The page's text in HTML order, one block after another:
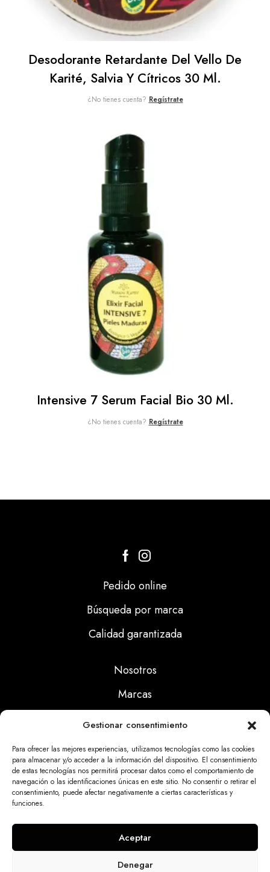
Gestionar consentimiento
Para ofrecer las mejores experiencias, utilizamos tecnologías como las cookies
para almacenar y/o acceder a la información del dispositivo. El consentimiento
de estas tecnologías nos permitirá procesar datos como el comportamiento de
navegación o las identificaciones únicas en este sitio. No consentir o retirar el
consentimiento, puede afectar negativamente a ciertas características y
funciones.
Aceptar
Denegar
Desodorante Retardante Del Vello De
Karité, Salvia Y Cítricos 30 Ml.
¿No tienes cuenta? Regístrate
Intensive 7 Serum Facial Bio 30 Ml.
¿No tienes cuenta? Regístrate
Pedido online
Búsqueda por marca
Calidad garantizada
Nosotros
Marcas
Noticias
Aviso Legal
Politicas Cookies